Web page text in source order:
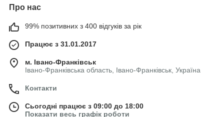
Про нас
99% позитивних з 400 відгуків за рік
Працює з 31.01.2017
м. Івано-Франківськ
Івано-Франківська область, Івано-Франківськ, Україна
Контакти
Сьогодні працює з 09:00 до 18:00
Показати весь графік роботи